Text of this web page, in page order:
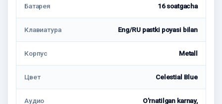
Батарея 16 soatgacha
Клавиатура Eng/RU pastki poyasi bilan
Корпус Metall
Цвет Celestial Blue
Аудио
O'rnatilgan karnay,